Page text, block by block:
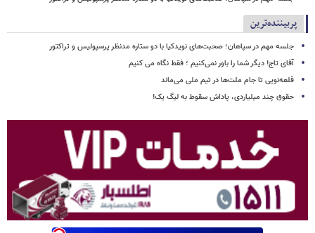
پربیننده‌ترین
جلسه مهم در سپاهان؛ صحبت‌های نویدکیا با دو ستاره مدنظر پرسپولیس و تراکتور
آقای تاج! دیگر شما را باور نمی‌کنیم ؛ فقط نگاه می کنیم
قلعه‌نویی تا جام ملت‌ها در تیم ملی می‌ماند
حقوق چند میلیاردی، پاداش سقوط به لیگ یک!